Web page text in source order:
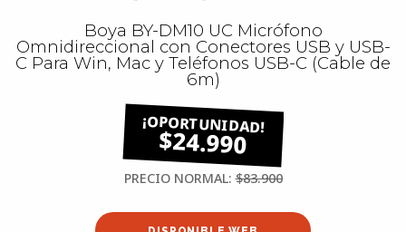
Boya BY-DM10 UC Micrófono
Omnidireccional con Conectores USB y USB-
C Para Win, Mac y Teléfonos USB-C (Cable de
6m)
$24.990
PRECIO NORMAL:$83.900